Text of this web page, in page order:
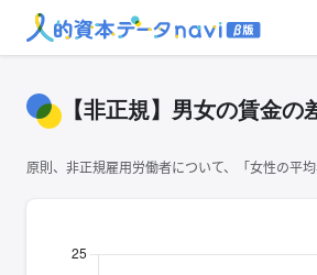
【非正規】男女の賃金の
原則、非正規雇用労働者について、「女性の